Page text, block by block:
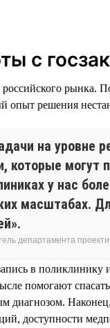
с
опыт решения
на уровне
которые
у нас
масштабах.
департамента
в
помогают
диагнозом.
доступности